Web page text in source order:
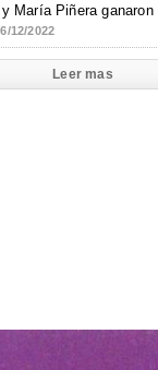
María Piñera
12/2022
Leer mas